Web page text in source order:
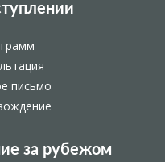
письмо
за рубежом